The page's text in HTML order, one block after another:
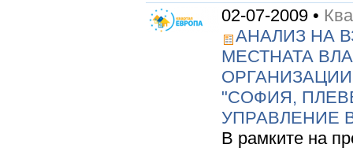
02-07-2009 •
АНАЛИЗ НА
МЕСТНАТА
"СОФИЯ,
УПРАВЛЕНИЕ
В рамките на